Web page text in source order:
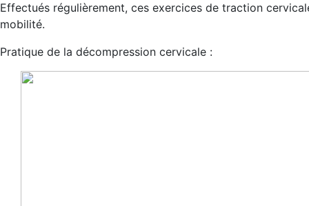
Effectués régulièrement, ces exercices de traction
mobilité.
Pratique de la décompression cervicale :